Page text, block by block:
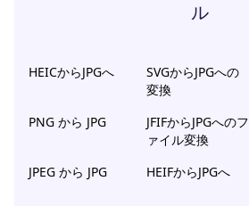
ル
HEICからJPGへ
SVGからJPGへの
変換
PNG から JPG
JFIFからJPGへのフ
ァイル変換
JPEG から JPG
HEIFからJPGへ